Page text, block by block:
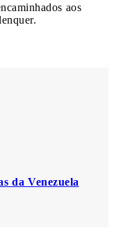
aos
da Venezuela